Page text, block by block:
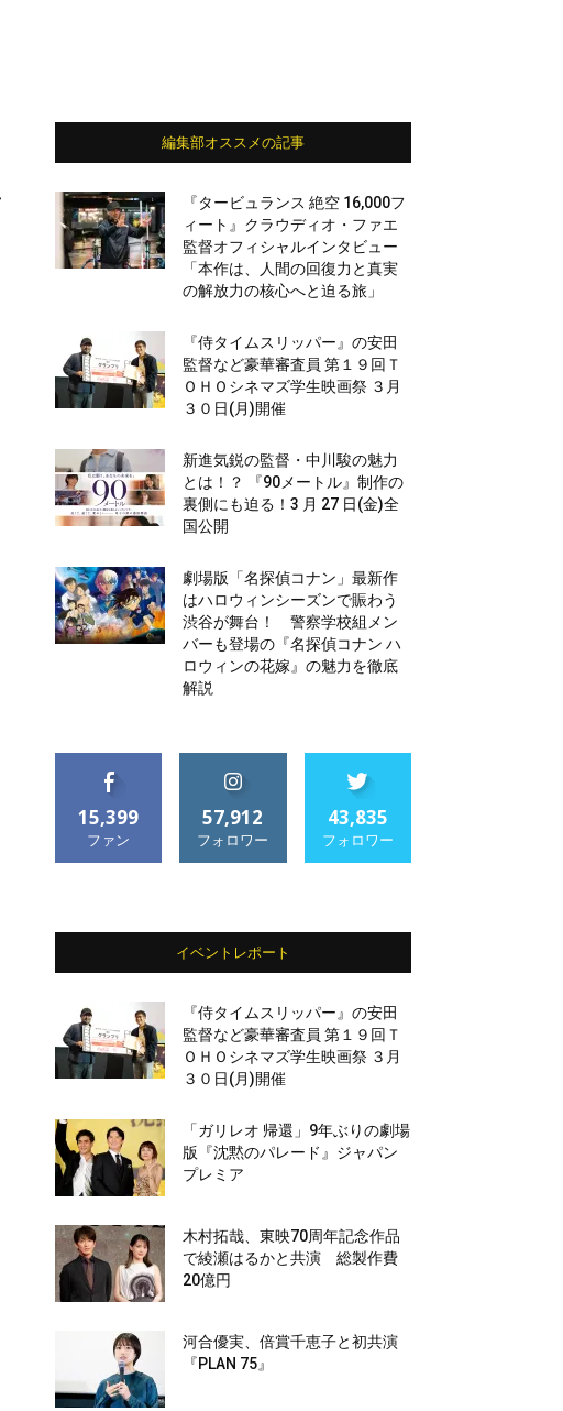
編集部オススメの記事
『タービュランス 絶空 16,000フ
ィート』クラウディオ・ファエ
監督オフィシャルインタビュー
「本作は、人間の回復力と真実
の解放力の核心へと迫る旅」
『侍タイムスリッパー』の安田
監督など豪華審査員 第１９回Ｔ
ＯＨＯシネマズ学生映画祭 ３月
３０日(月)開催
新進気鋭の監督・中川駿の魅力
とは！？ 『90メートル』制作の
裏側にも迫る！3 月 27 日(金)全
国公開
劇場版「名探偵コナン」最新作
はハロウィンシーズンで賑わう
渋谷が舞台！ 警察学校組メン
バーも登場の『名探偵コナン ハ
ロウィンの花嫁』の魅力を徹底
解説
15,399
ファン
57,912
フォロワー
43,835
フォロワー
イベントレポート
『侍タイムスリッパー』の安田
監督など豪華審査員 第１９回Ｔ
ＯＨＯシネマズ学生映画祭 ３月
３０日(月)開催
「ガリレオ 帰還」9年ぶりの劇場
版『沈黙のパレード』ジャパン
プレミア
木村拓哉、東映70周年記念作品
で綾瀬はるかと共演 総製作費
20億円
河合優実、倍賞千恵子と初共演
『PLAN 75』